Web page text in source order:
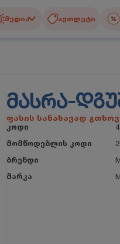
მედია აუთლეტი
ᲛᲐᲡᲠᲐ-
ფასის სანახავად
კოდი
მომწოდებლის კოდი
ბრენდი
მარკა